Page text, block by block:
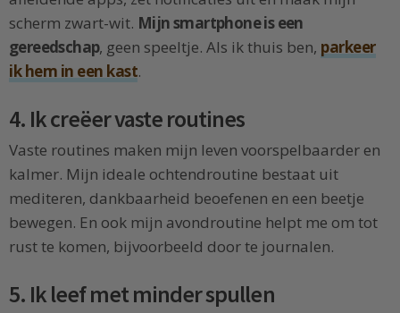
scherm zwart-wit. Mijn smartphone is een
gereedschap, geen speeltje. Als ik thuis ben, parkeer
ik hem in een kast.
4. Ik creëer vaste routines
Vaste routines maken mijn leven voorspelbaarder en
kalmer. Mijn ideale ochtendroutine bestaat uit
mediteren, dankbaarheid beoefenen en een beetje
bewegen. En ook mijn avondroutine helpt me om tot
rust te komen, bijvoorbeeld door te journalen.
5. Ik leef met minder spullen